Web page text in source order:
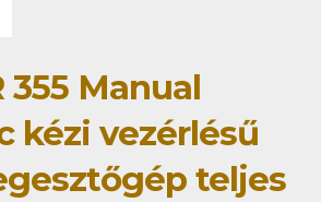
355 Manual
kézi vezérlésű
teljes